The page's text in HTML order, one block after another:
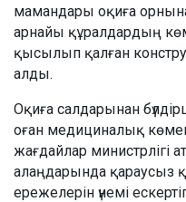
мамандары оқиға
арнайы құралдардың
қысылып қалған
алды.
Оқиға салдарынан
оған медициналық
жағдайлар министрлігі
алаңдарында қараусыз
ережелерін үнемі